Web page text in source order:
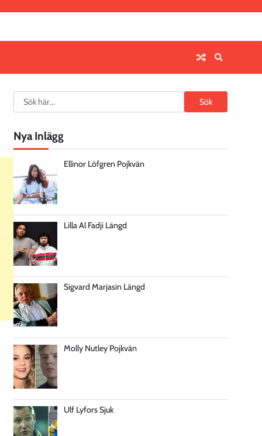
Search Sök
Nya Inlägg
Ellinor Löfgren Pojkvän
Lilla Al Fadji Längd
Sigvard Marjasin Längd
Molly Nutley Pojkvän
Ulf Lyfors Sjuk